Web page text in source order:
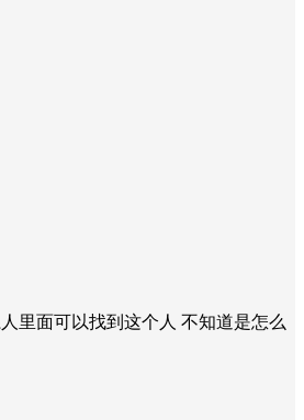
里面可以找到这个人 不知道是怎么